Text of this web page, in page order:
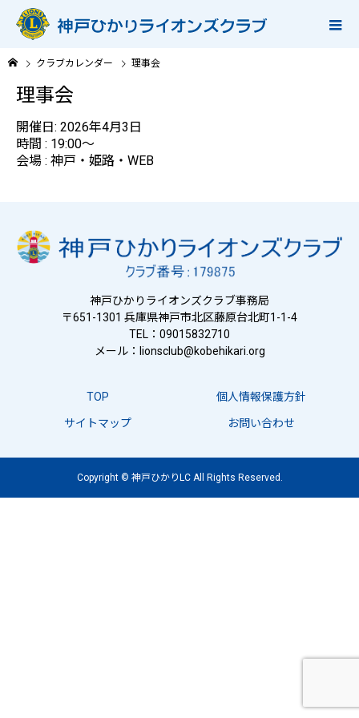
クラブカレンダー 理事会
理事会
開催日: 2026年4月3日
時間 : 19:00～
会場 : 神戸・姫路・WEB
神戸ひかりライオンズクラブ事務局
〒651-1301 兵庫県神戸市北区藤原台北町1-1-4
TEL：09015832710
メール： lionsclub@kobehikari.org
TOP 個人情報保護方針
サイトマップ お問い合わせ
Copyright © 神戸ひかりLC All Rights Reserved.